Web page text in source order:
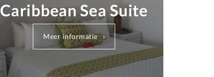
Caribbean Sea Suite
Meer informatie